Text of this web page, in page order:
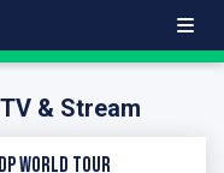
& Stream
World Tour